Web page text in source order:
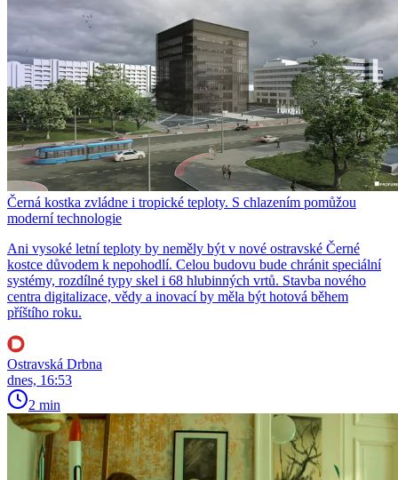
Černá kostka zvládne i tropické teploty. S chlazením pomůžou
moderní technologie
Ani vysoké letní teploty by neměly být v nové ostravské Černé
kostce důvodem k nepohodlí. Celou budovu bude chránit speciální
systémy, rozdílné typy skel i 68 hlubinných vrtů. Stavba nového
centra digitalizace, vědy a inovací by měla být hotová během
příštího roku.
Ostravská Drbna
dnes, 16:53
2 min